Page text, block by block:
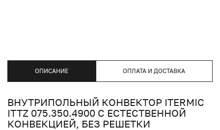
ОПИСАНИЕ ОПЛАТА И ДОСТАВКА
ВНУТРИПОЛЬНЫЙ КОНВЕКТОР ITERMIC
ITTZ 075.350.4900 С ЕСТЕСТВЕННОЙ
КОНВЕКЦИЕЙ, БЕЗ РЕШЕТКИ